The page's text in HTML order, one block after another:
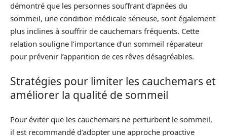
démontré que les personnes souffrant d’apnées du
sommeil, une condition médicale sérieuse, sont également
plus inclines à souffrir de cauchemars fréquents. Cette
relation souligne l’importance d’un sommeil réparateur
pour prévenir l’apparition de ces rêves désagréables.
Stratégies pour limiter les cauchemars et
améliorer la qualité de sommeil
Pour éviter que les cauchemars ne perturbent le sommeil,
il est recommandé d’adopter une approche proactive